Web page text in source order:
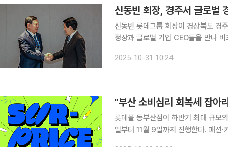
신동빈 회장, 경주서 글로벌
신동빈 롯데그룹 회장이 경상북도 경
정상과 글로벌 기업 CEO들을 만나 비즈
다. 롯데는 1990년대 베트남에서 외
2025-10-31 10:24
롯데몰 동부산점이 하반기 최대 규
일부터 11월 9일까지 진행한다. 패션·키즈·스포츠·골프 등 400여 개 브랜드가 참여하는 이번 행사